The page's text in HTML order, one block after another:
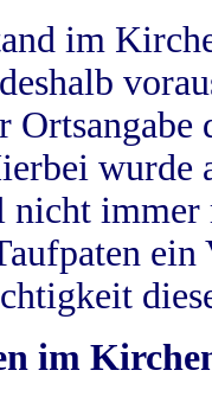
im
wurde
nicht
im